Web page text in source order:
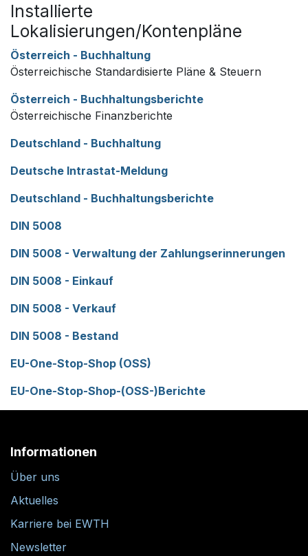
Installierte
Lokalisierungen/Kontenpläne
Österreich - Buchhaltung
Österreichische Standardisierte Pläne & Steuern
Österreich - Buchhaltungsberichte
Österreichische Finanzberichte
Deutschland - Buchhaltung
Deutsche Intrastat-Meldung
Deutschland - Buchhaltungsberichte
DIN 5008
DIN 5008 - Verwaltung der Zahlungserinnerungen
DIN 5008 - Einkauf
DIN 5008 - Verkauf
DIN 5008 - Bestand
EU-One-Stop-Shop (OSS)
EU-One-Stop-Shop-(OSS-)Berichte
Informationen
Über uns
Aktuelles
Karriere bei EWTH
Newsletter